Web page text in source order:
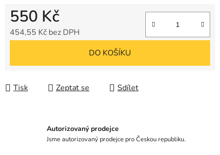
550 Kč
454,55 Kč bez DPH
DO KOŠÍKU
Tisk Zeptat se Sdílet
Autorizovaný prodejce
Jsme autorizovaný prodejce pro Českou republiku.